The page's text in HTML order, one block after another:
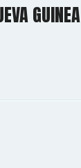
GUINEA